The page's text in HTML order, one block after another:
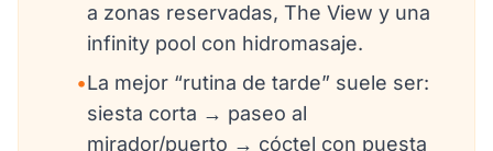
a zonas reservadas, The View y una
infinity pool con hidromasaje.
•La mejor “rutina de tarde” suele ser:
siesta corta → paseo al
mirador/puerto → cóctel con puesta